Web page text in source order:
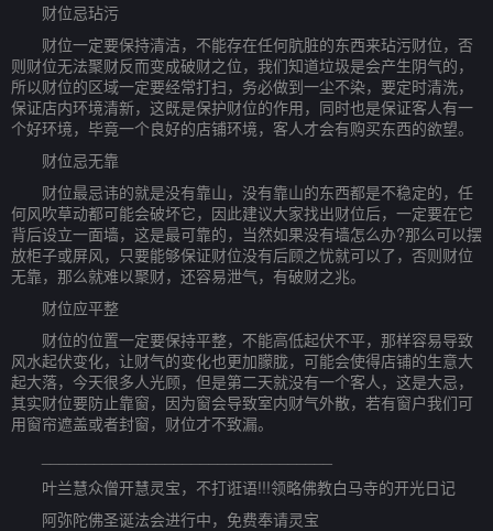
财位忌玷污
财位一定要保持清洁，不能存在任何肮脏的东西来玷污财位，否
则财位无法聚财反而变成破财之位，我们知道垃圾是会产生阴气的，
所以财位的区域一定要经常打扫，务必做到一尘不染，要定时清洗，
保证店内环境清新，这既是保护财位的作用，同时也是保证客人有一
个好环境，毕竟一个良好的店铺环境，客人才会有购买东西的欲望。
财位忌无靠
财位最忌讳的就是没有靠山，没有靠山的东西都是不稳定的，任
何风吹草动都可能会破坏它，因此建议大家找出财位后，一定要在它
背后设立一面墙，这是最可靠的，当然如果没有墙怎么办?那么可以摆
放柜子或屏风，只要能够保证财位没有后顾之忧就可以了，否则财位
无靠，那么就难以聚财，还容易泄气，有破财之兆。
财位应平整
财位的位置一定要保持平整，不能高低起伏不平，那样容易导致
风水起伏变化，让财气的变化也更加朦胧，可能会使得店铺的生意大
起大落，今天很多人光顾，但是第二天就没有一个客人，这是大忌，
其实财位要防止靠窗，因为窗会导致室内财气外散，若有窗户我们可
用窗帘遮盖或者封窗，财位才不致漏。
叶兰慧众僧开慧灵宝，不打诳语!!!领略佛教白马寺的开光日记
阿弥陀佛圣诞法会进行中，免费奉请灵宝